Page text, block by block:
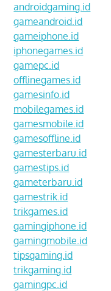
androidgaming.id
gameandroid.id
gameiphone.id
iphonegames.id
gamepc.id
offlinegames.id
gamesinfo.id
mobilegames.id
gamesmobile.id
gamesoffline.id
gamesterbaru.id
gamestips.id
gameterbaru.id
gamestrik.id
trikgames.id
gamingiphone.id
gamingmobile.id
tipsgaming.id
trikgaming.id
gamingpc.id